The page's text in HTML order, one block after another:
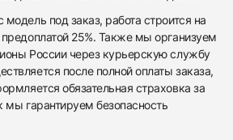
под заказ, работа строится на
25%. Также мы организуем
России через курьерскую службу
после полной оплаты заказа,
обязательная страховка за
мы гарантируем безопасность
часыданные и мы свяжемся